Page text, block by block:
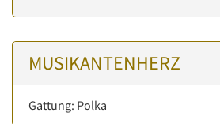
MUSIKANTENHERZ
Gattung: Polka